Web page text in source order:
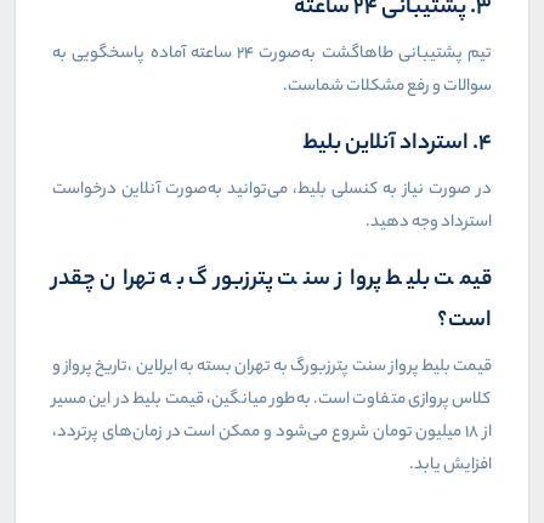
۳. پشتیبانی ۲۴ ساعته
تیم پشتیبانی طاهاگشت به‌صورت ۲۴ ساعته آماده پاسخگویی به
سوالات و رفع مشکلات شماست.
۴. استرداد آنلاین بلیط
در صورت نیاز به کنسلی بلیط، می‌توانید به‌صورت آنلاین درخواست
استرداد وجه دهید.
قیمت بلیط پرواز سنت پترزبورگ به تهران چقدر
است؟
قیمت بلیط پرواز سنت پترزبورگ به تهران بسته به ایرلاین،تاریخ پرواز و
کلاس پروازی متفاوت است. به‌طور میانگین، قیمت بلیط در این مسیر
از ۱۸ میلیون تومان شروع می‌شود و ممکن است در زمان‌های پرتردد،
افزایش یابد.